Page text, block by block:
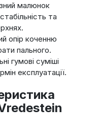
малюнок
та
опір коченню
пального.
гумові суміші
експлуатації.